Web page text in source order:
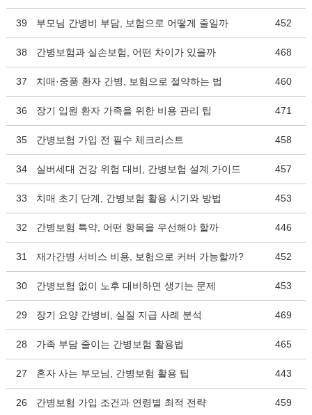
39 부모님 간병비 부담, 보험으로 어떻게 줄일까 452
38 간병보험과 실손보험, 어떤 차이가 있을까 468
37 치매·중풍 환자 간병, 보험으로 절약하는 법 460
36 장기 입원 환자 가족을 위한 비용 관리 팁 471
35 간병보험 가입 전 필수 체크리스트 458
34 실버세대 건강 위험 대비, 간병보험 설계 가이드 457
33 치매 초기 단계, 간병보험 활용 시기와 방법 453
32 간병보험 특약, 어떤 항목을 우선해야 할까 446
31 재가간병 서비스 비용, 보험으로 커버 가능할까? 452
30 간병보험 없이 노후 대비하면 생기는 문제 453
29 장기 요양 간병비, 실질 지급 사례 분석 469
28 가족 부담 줄이는 간병보험 활용법 465
27 혼자 사는 부모님, 간병보험 활용 팁 443
26 간병보험 가입 조건과 연령별 최적 전략 459